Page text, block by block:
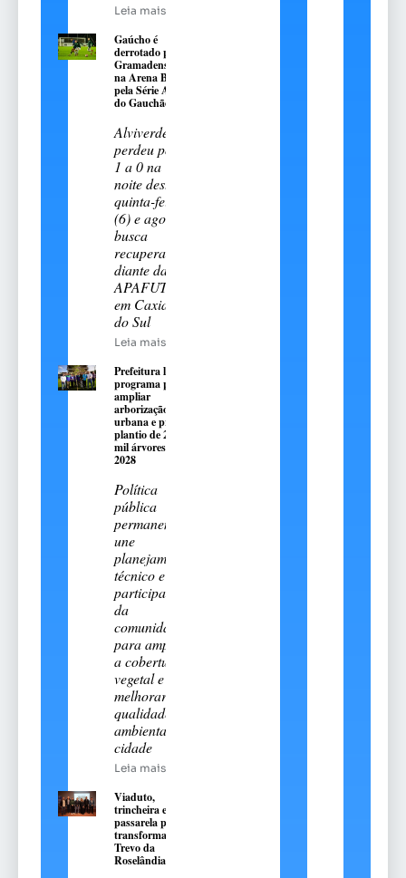
Leia mais
Gaúcho é
derrotado pelo
Gramadense
na Arena Be8
pela Série A2
do Gauchão
Alviverde
perdeu por
1 a 0 na
noite desta
quinta-feira
(6) e agora
busca
recuperação
diante da
APAFUT,
em Caxias
do Sul
Leia mais
Prefeitura lança
programa para
ampliar
arborização
urbana e prevê
plantio de 2,5
mil árvores até
2028
Política
pública
permanente
une
planejamento
técnico e
participação
da
comunidade
para ampliar
a cobertura
vegetal e
melhorar a
qualidade
ambiental da
cidade
Leia mais
Viaduto,
trincheira e
passarela para
transformar o
Trevo da
Roselândia